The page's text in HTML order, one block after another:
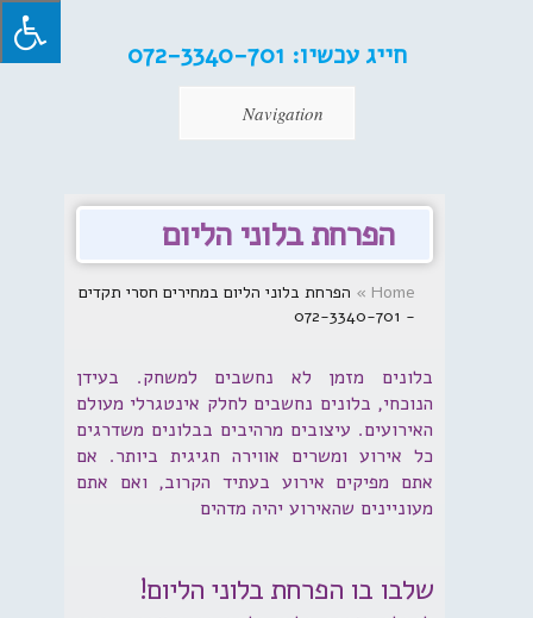
חייג עכשיו:
Navigation
הפרחת בלוני הליום
Home
» הפרחת בלוני הליום במחירים חסרי תקדים
- 072-3340-701
בלונים מזמן לא נחשבים למשחק. בעידן
הנוכחי, בלונים נחשבים לחלק אינטגרלי מעולם
האירועים. עיצובים מרהיבים בבלונים משדרגים
כל אירוע ומשרים אווירה חגיגית ביותר. אם
אתם מפיקים אירוע בעתיד הקרוב, ואם אתם
מעוניינים שהאירוע יהיה מדהים
שלבו בו הפרחת בלוני הליום!